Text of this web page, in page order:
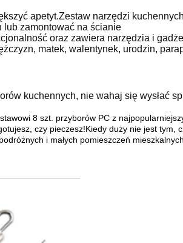
apetyt.Zestaw narzędzi
lub zamontować na ścianie
oraz zawiera narzędzia i
matek, walentynek, urodzin,
kuchennych, nie wahaj się wysłać
8 szt. przyborów PC z
czy pieczesz!Kiedy duży nie jest
i małych pomieszczeń